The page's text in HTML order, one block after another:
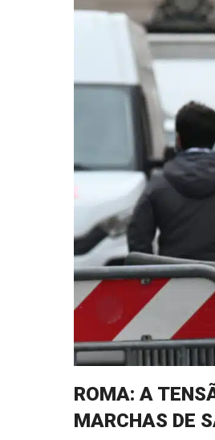
ROMA: A
MARCHAS DE